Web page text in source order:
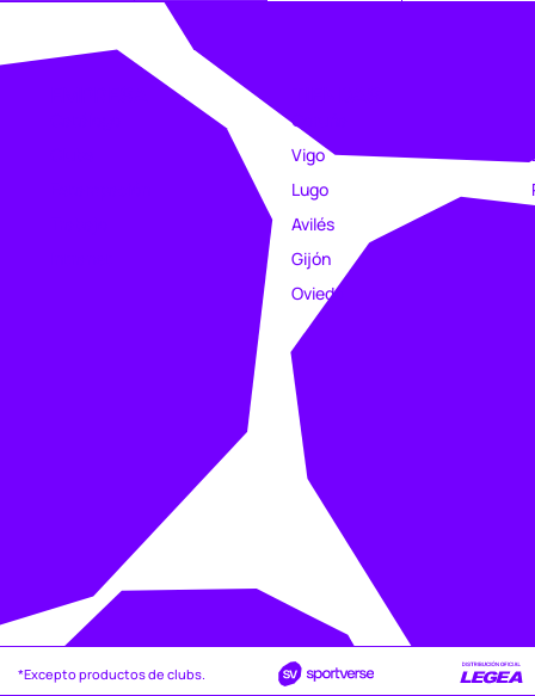
Coruña
Vigo
Lugo
Avilés
Gijón
Oviedo
*Excepto productos de clubs.